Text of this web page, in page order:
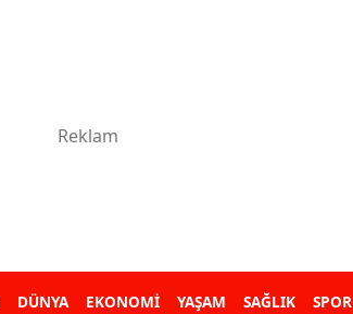
DÜNYA EKONOMİ YAŞAM SAĞLIK SPOR